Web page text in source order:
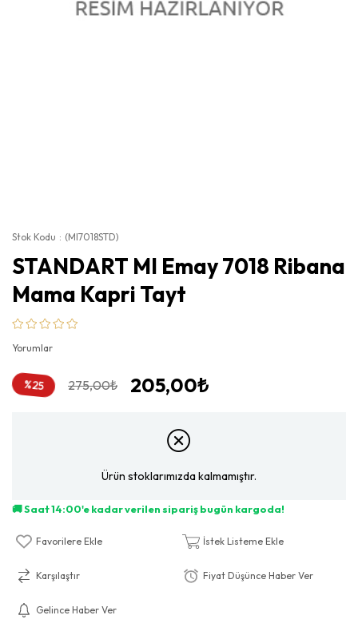
Stok Kodu (MI7018STD)
STANDART MI Emay 7018 Ribana
Mama Kapri Tayt
Yorumlar
%25 275,00₺ 205,00₺
Ürün stoklarımızda kalmamıştır.
Favorilere Ekle İstek Listeme Ekle
Karşılaştır Fiyat Düşünce Haber Ver
Gelince Haber Ver